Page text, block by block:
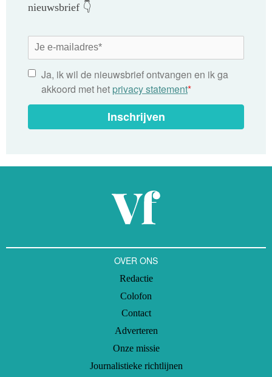
nieuwsbrief 👇
Ja, ik wil de nieuwsbrief ontvangen en ik ga
akkoord met het privacy statement*
Inschrijven
OVER ONS
Redactie
Colofon
Contact
Adverteren
Onze missie
Journalistieke richtlijnen